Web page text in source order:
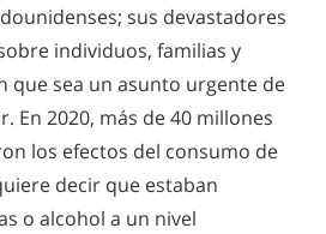
que lucha contra la adicción, sus
ser capaces de identificar los
Una vez que estos signos son
eficaz es el siguiente paso
de un daño mayor o incluso la
uso y abuso de los opioides
adicción a las drogas de club
Abuse Treatment
de drogas"?
adicción al alcohol
ha sido parte de nuestra cultura
fermentadas provenientes de
y granos existentes. Es fácil
de escapar de la realidad en vez de
problemas es parte de la condición
sus devastadores
individuos, familias y
que sea un asunto urgente de
En 2020, más de 40 millones
los efectos del consumo de
decir que estaban
o alcohol a un nivel